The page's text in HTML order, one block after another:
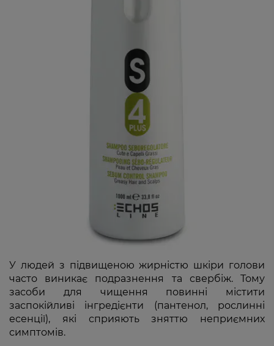
У людей з підвищеною жирністю шкіри голови
часто виникає подразнення та свербіж. Тому
засоби для чищення повинні містити
заспокійливі інгредієнти (пантенол, рослинні
есенції), які сприяють зняттю неприємних
симптомів.